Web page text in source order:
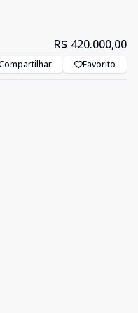
R$ 420.000,00
Favorito